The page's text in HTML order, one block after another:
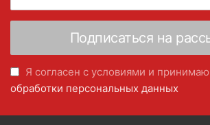
Я согласен с условиями и принимаю
обработки персональных данных